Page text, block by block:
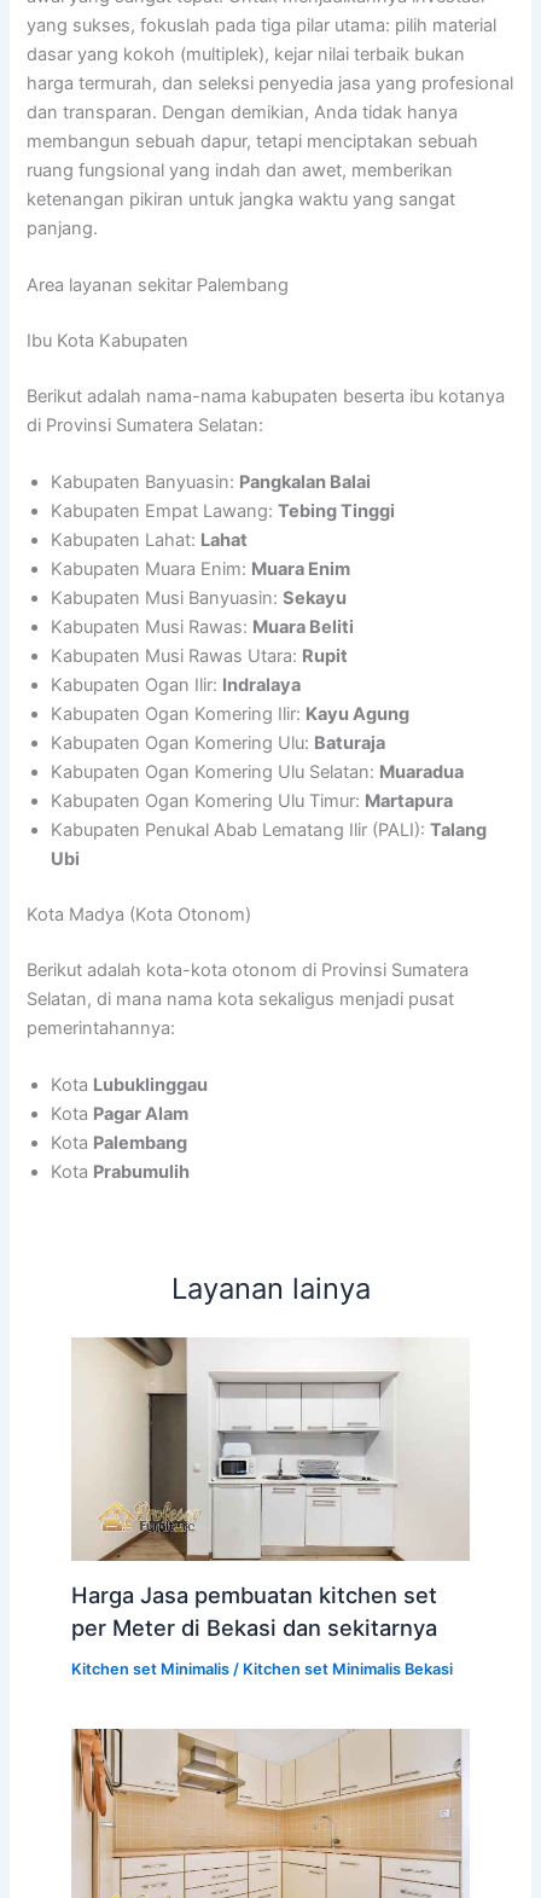
yang sukses, fokuslah pada tiga pilar utama: pilih material
dasar yang kokoh (multiplek), kejar nilai terbaik bukan
harga termurah, dan seleksi penyedia jasa yang profesional
dan transparan. Dengan demikian, Anda tidak hanya
membangun sebuah dapur, tetapi menciptakan sebuah
ruang fungsional yang indah dan awet, memberikan
ketenangan pikiran untuk jangka waktu yang sangat
panjang.
Area layanan sekitar Palembang
Ibu Kota Kabupaten
Berikut adalah nama-nama kabupaten beserta ibu kotanya
di Provinsi Sumatera Selatan:
Kabupaten Banyuasin: Pangkalan Balai
Kabupaten Empat Lawang:Tebing Tinggi
Kabupaten Lahat: Lahat
Kabupaten Muara Enim: Muara Enim
Kabupaten Musi Banyuasin:Sekayu
Kabupaten Musi Rawas: Muara Beliti
Kabupaten Musi Rawas Utara: Rupit
Kabupaten Ogan Ilir: Indralaya
Kabupaten Ogan Komering Ilir: Kayu Agung
Kabupaten Ogan Komering Ulu: Baturaja
Kabupaten Ogan Komering Ulu Selatan: Muaradua
Kabupaten Ogan Komering Ulu Timur: Martapura
Kabupaten Penukal Abab Lematang Ilir (PALI):Talang
Ubi
Kota Madya (Kota Otonom)
Berikut adalah kota-kota otonom di Provinsi Sumatera
Selatan, di mana nama kota sekaligus menjadi pusat
pemerintahannya:
Kota Lubuklinggau
Kota Pagar Alam
Kota Palembang
Kota Prabumulih
Layanan lainya
Harga Jasa pembuatan kitchen set
per Meter di Bekasi dan sekitarnya
Kitchen set Minimalis/ Kitchen set Minimalis Bekasi